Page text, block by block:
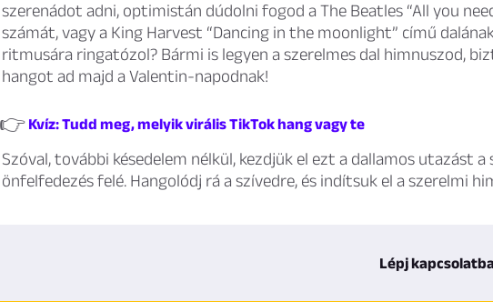
szerenádot adni, optimistán dúdolni fogod a The Beatles “All you
számát, vagy a King Harvest “Dancing in the moonlight” című
ritmusára ringatózol? Bármi is legyen a szerelmes dal himnuszod,
hangot ad majd a Valentin-napodnak!
👉 Kvíz: Tudd meg, melyik virális TikTok hang vagy te
Szóval, további késedelem nélkül, kezdjük el ezt a dallamos utazást a
önfelfedezés felé. Hangolódj rá a szívedre, és indítsuk el a szerelmi
Lépj